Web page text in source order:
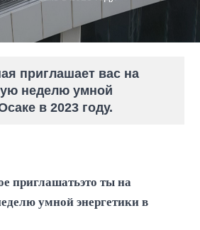
приглашает вас на
неделю умной
в 2023 году.
приглашатьэто ты на
умной энергетики в